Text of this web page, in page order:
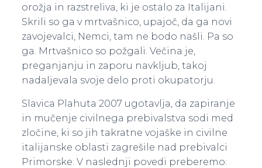
orožja in razstreliva, ki je ostalo za Italijani.
Skrili so ga v mrtvašnico, upajoč, da ga novi
zavojevalci, Nemci, tam ne bodo našli. Pa so
ga. Mrtvašnico so požgali. Večina je,
preganjanju in zaporu navkljub, takoj
nadaljevala svoje delo proti okupatorju.
Slavica Plahuta 2007 ugotavlja, da zapiranje
in mučenje civilnega prebivalstva sodi med
zločine, ki so jih takratne vojaške in civilne
italijanske oblasti zagrešile nad prebivalci
Primorske. V naslednji povedi preberemo: